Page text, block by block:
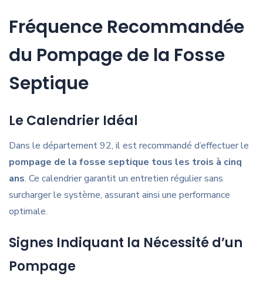
Fréquence Recommandée
du Pompage de la Fosse
Septique
Le Calendrier Idéal
Dans le département 92, il est recommandé d’effectuer le
pompage de la fosse septique tous les trois à cinq
ans. Ce calendrier garantit un entretien régulier sans
surcharger le système, assurant ainsi une performance
optimale.
Signes Indiquant la Nécessité d’un
Pompage